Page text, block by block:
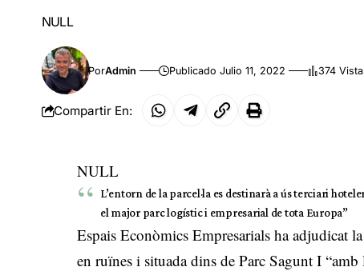
NULL
PorAdmin Publicado Julio 11, 2022 374
Compartir En:
NULL
L’entorn de la parcel·la es destinarà a ús terciari
el major parc logístic i empresarial de tota Europa”
Espais Econòmics Empresarials ha adjudicat
en ruïnes i situada dins de Parc Sagunt I